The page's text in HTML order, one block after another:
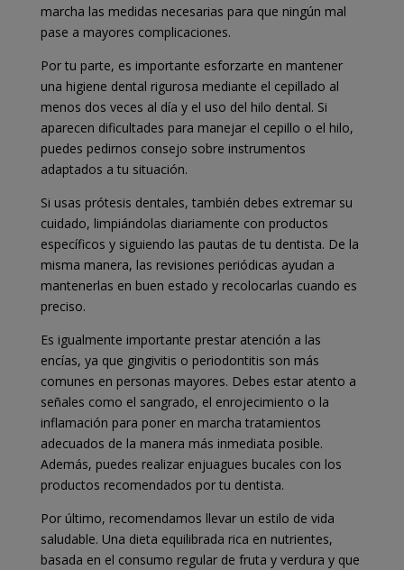
marcha las medidas necesarias para que ningún mal
pase a mayores complicaciones.
Por tu parte, es importante esforzarte en mantener
una higiene dental rigurosa mediante el cepillado al
menos dos veces al día y el uso del hilo dental. Si
aparecen dificultades para manejar el cepillo o el hilo,
puedes pedirnos consejo sobre instrumentos
adaptados a tu situación.
Si usas prótesis dentales, también debes extremar su
cuidado, limpiándolas diariamente con productos
específicos y siguiendo las pautas de tu dentista. De la
misma manera, las revisiones periódicas ayudan a
mantenerlas en buen estado y recolocarlas cuando es
preciso.
Es igualmente importante prestar atención a las
encías, ya que gingivitis o periodontitis son más
comunes en personas mayores. Debes estar atento a
señales como el sangrado, el enrojecimiento o la
inflamación para poner en marcha tratamientos
adecuados de la manera más inmediata posible.
Además, puedes realizar enjuagues bucales con los
productos recomendados por tu dentista.
Por último, recomendamos llevar un estilo de vida
saludable. Una dieta equilibrada rica en nutrientes,
basada en el consumo regular de fruta y verdura y que